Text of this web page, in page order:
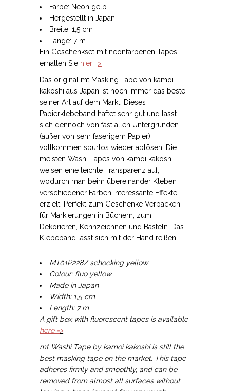
Farbe: Neon gelb
Hergestellt in Japan
Breite: 1,5 cm
Länge: 7 m
Ein Geschenkset mit neonfarbenen Tapes
erhalten Sie hier =>
Das original mt Masking Tape von kamoi
kakoshi aus Japan ist noch immer das beste
seiner Art auf dem Markt. Dieses
Papierklebeband haftet sehr gut und lässt
sich dennoch von fast allen Untergründen
(außer von sehr faserigem Papier)
vollkommen spurlos wieder ablösen. Die
meisten Washi Tapes von kamoi kakoshi
weisen eine leichte Transparenz auf,
wodurch man beim übereinander Kleben
verschiedener Farben interessante Effekte
erzielt. Perfekt zum Geschenke Verpacken,
für Markierungen in Büchern, zum
Dekorieren, Kennzeichnen und Basteln. Das
Klebeband lässt sich mit der Hand reißen.
MT01P228Z schocking yellow
Colour: fluo yellow
Made in Japan
Width: 1,5 cm
Length: 7 m
A gift box with fluorescent tapes is available
here =>
mt Washi Tape by kamoi kakoshi is still the
best masking tape on the market. This tape
adheres firmly and smoothly, and can be
removed from almost all surfaces without